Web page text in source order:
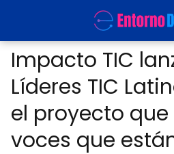
Impacto TIC
Líderes TIC
el proyecto
voces que